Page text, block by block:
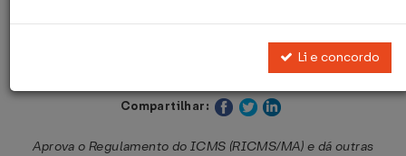
Decreto Nº 19714 DE 10/07/2003
Publicado no DOE - MA em 4 ago 2003
Compartilhar:
Aprova o Regulamento do ICMS (RICMS/MA) e dá outras
Li e concordo